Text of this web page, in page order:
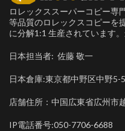
ロレックススーパーコピー専
等品質のロレックスコピーを
に分解1:1 生産されています
日本担当者: 佐藤 敬一
日本倉庫:東京都中野区中野5-
店舗住所：中国広東省広州市
IP電話番号:050-7706-6688